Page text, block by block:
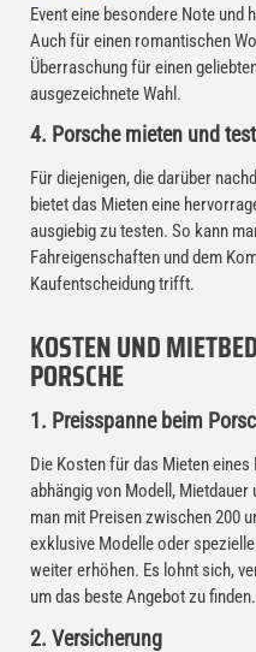
Event eine besondere Note und
Auch für einen romantischen
Überraschung für einen
ausgezeichnete Wahl.
4. Porsche mieten und
Für diejenigen, die darüber
bietet das Mieten eine
ausgiebig zu testen. So kann
Fahreigenschaften und dem
Kaufentscheidung trifft.
KOSTEN UND
PORSCHE
1. Preisspanne beim
Die Kosten für das Mieten
abhängig von Modell,
man mit Preisen zwischen 200
exklusive Modelle oder
weiter erhöhen. Es lohnt sich,
um das beste Angebot zu finden.
2. Versicherung